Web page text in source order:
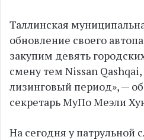
Таллинская
обновление своего
закупим девять
смену тем Nissan
лизинговый период», —
секретарь МуПо Меэли
На сегодня у патрульной